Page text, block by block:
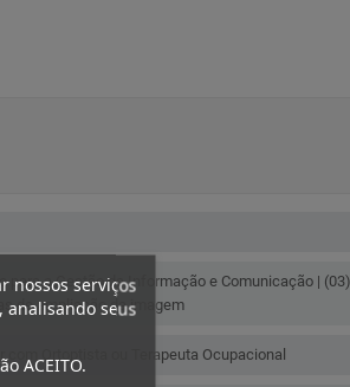
para a Gestão da Informação e Comunicação |
de ampliação da imagem
com Ortoptista ou Terapeuta Ocupacional
nossos serviços
seus
ACEITO.